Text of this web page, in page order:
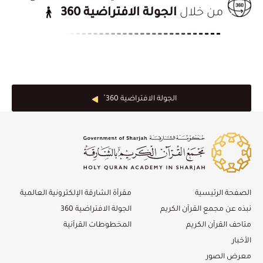
من خلال الجولة الافتراضية 360
الجولة الافتراضية 360 ْ
الصفحة الرئيسية
نبذه عن مجمع القرآن الكريم
متاحف القرآن الكريم
مقرأة الشارقة الإلكترونية العالمية
الجولة الافتراضية 360
المخطوطات القرآنية
الأخبار
معرض الصور